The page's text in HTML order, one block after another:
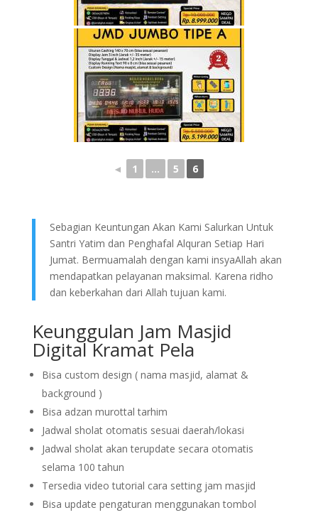
◄ 1 ... 5 6
Sebagian Keuntungan Akan Kami Salurkan Untuk
Santri Yatim dan Penghafal Alquran Setiap Hari
Jumat. Bermuamalah dengan kami insyaAllah akan
mendapatkan pelayanan maksimal. Karena ridho
dan keberkahan dari Allah tujuan kami.
Keunggulan Jam Masjid
Digital Kramat Pela
Bisa custom design ( nama masjid, alamat &
background )
Bisa adzan murottal tarhim
Jadwal sholat otomatis sesuai daerah/lokasi
Jadwal sholat akan terupdate secara otomatis
selama 100 tahun
Tersedia video tutorial cara setting jam masjid
Bisa update pengaturan menggunakan tombol